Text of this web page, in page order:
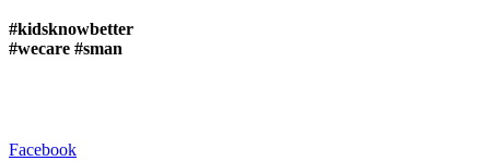
#kidsknowbetter
#wecare #sman
Facebook